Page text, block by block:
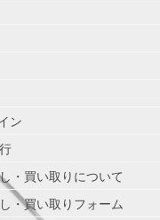
ン
・買い取りについて
・買い取りフォーム